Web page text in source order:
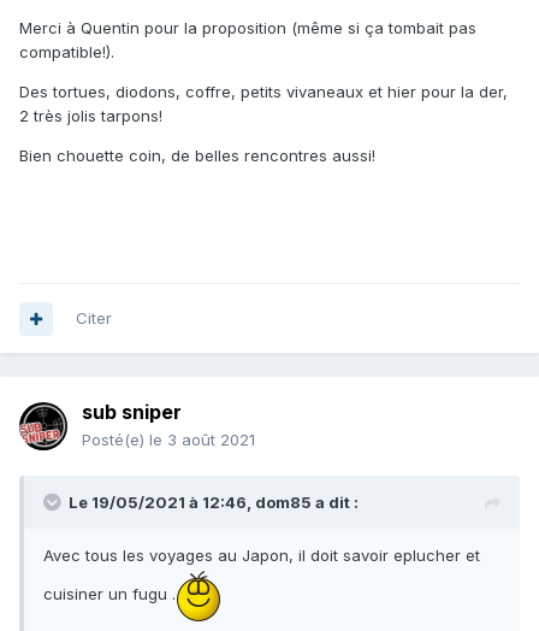
Merci à Quentin pour la proposition (même si ça tombait pas
compatible!).
Des tortues, diodons, coffre, petits vivaneaux et hier pour la der,
2 très jolis tarpons!
Bien chouette coin, de belles rencontres aussi!
Citer
sub sniper
Posté(e) le 3 août 2021
Le 19/05/2021 à 12:46, dom85 a dit :
Avec tous les voyages au Japon, il doit savoir eplucher et
cuisiner un fugu .